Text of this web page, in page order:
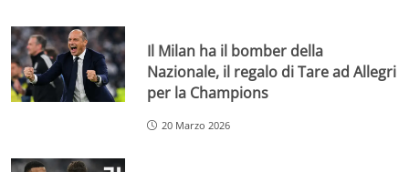
Il Milan ha il bomber della
Nazionale, il regalo di Tare ad Allegri
per la Champions
20 Marzo 2026